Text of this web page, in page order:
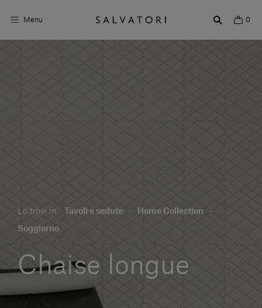
Menu 0
Servizi al cliente
Lo trovi in: Tavoli e sedute - Home Collection -
Soggiorno
Chaise longue